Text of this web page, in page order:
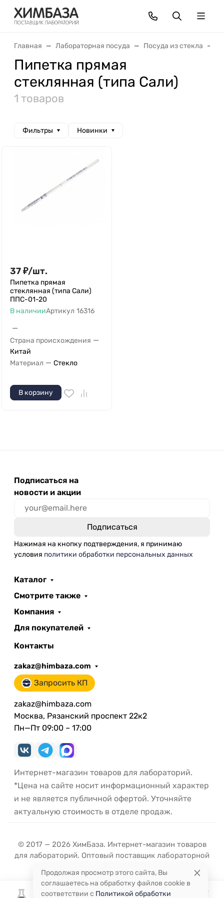
Главная Лабораторная посуда Посуда из стекла
Пипетка прямая
стеклянная (типа Сали)
1 товаров
Фильтры Новинки
37₽/шт.
Пипетка прямая
стеклянная (типа Сали)
ППС-01-20
В наличииАртикул 16316
—
Страна происхождения —
Китай
Материал — Стекло
В корзину
Подписаться на
новости и акции
Нажимая на кнопку подтверждения, я принимаю
условия политики обработки персональных данных
Каталог
Смотрите также
Компания
Для покупателей
Контакты
zakaz@himbaza.com
Запросить КП
zakaz@himbaza.com
Москва, Рязанский проспект 22к2
Пн—Пт 09:00 – 17:00
Интернет-магазин товаров для лабораторий.
*Цена на сайте носит информационный характер
и не является публичной офертой. Уточняйте
актуальную стоимость в отделе продаж.
© 2017 — 2026 ХимБаза. Интернет-магазин товаров
для лабораторий. Оптовый поставщик лабораторной
Продолжая просмотр этого сайта, Вы
соглашаетесь на обработку файлов cookie в
соответствии с Политикой обработки